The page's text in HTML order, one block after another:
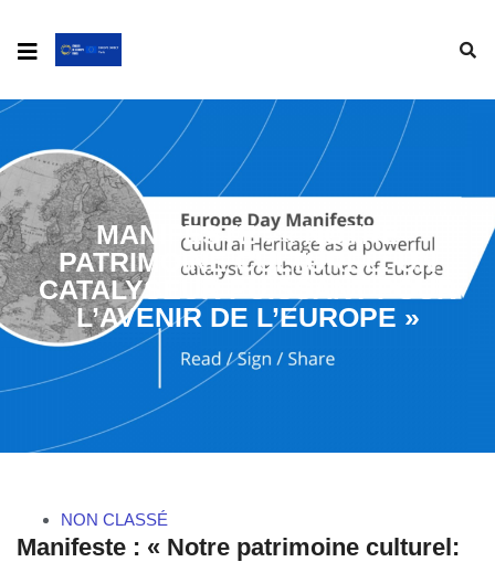
MANIFESTE : « NOTRE
PATRIMOINE CULTUREL: UN
CATALYSEUR PUISSANT POUR
L’AVENIR DE L’EUROPE »
NON CLASSÉ
Manifeste : « Notre patrimoine culturel: